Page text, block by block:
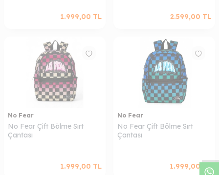
1.999,00 TL 2.599,00 TL
No Fear
No Fear Çift Bölme Sırt
Çantası
1.999,00 TL
No Fear
No Fear Çift Bölme Sırt
Çantası
1.999,00 TL